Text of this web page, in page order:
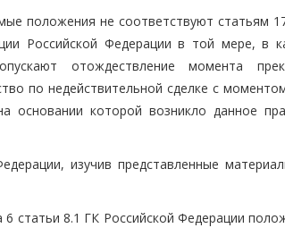
положения не соответствуют статьям
Российской Федерации в той мере, в
отождествление момента
по недействительной сделке с
основании которой возникло данное
изучив представленные
статьи 8.1 ГК Российской Федерации